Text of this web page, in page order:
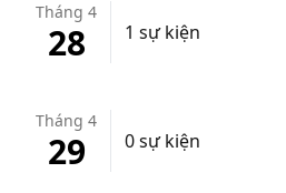
Tháng 4
28 1 sự kiện
Tháng 4
29 0 sự kiện